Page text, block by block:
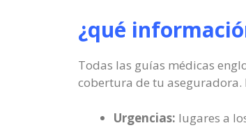
¿qué
Todas las guías médicas
cobertura de tu aseguradora.
Urgencias: lugares a